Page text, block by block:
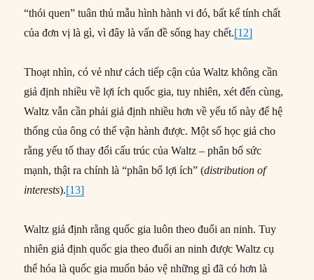
“thói quen” tuân thủ mẫu hình hành vi đó, bất kể tính chất
của đơn vị là gì, vì đây là vấn đề sống hay chết.[12]
Thoạt nhìn, có vẻ như cách tiếp cận của Waltz không cần
giả định nhiều về lợi ích quốc gia, tuy nhiên, xét đến cùng,
Waltz vẫn cần phải giả định nhiều hơn về yếu tố này để hệ
thống của ông có thể vận hành được. Một số học giả cho
rằng yếu tố thay đổi cấu trúc của Waltz – phân bổ sức
mạnh, thật ra chính là “phân bổ lợi ích” (distribution of
interests).[13]
Waltz giả định rằng quốc gia luôn theo đuổi an ninh. Tuy
nhiên giả định quốc gia theo đuổi an ninh được Waltz cụ
thể hóa là quốc gia muốn bảo vệ những gì đã có hơn là